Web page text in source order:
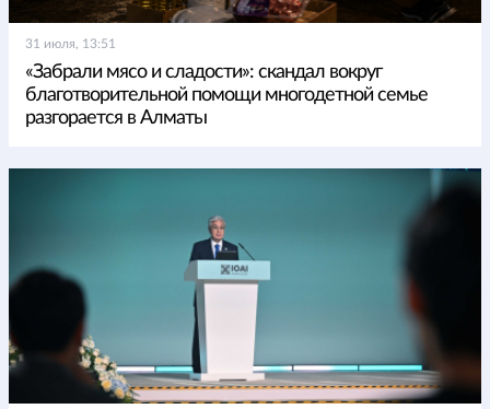
31 июля, 13:51
«Забрали мясо и сладости»: скандал вокруг
благотворительной помощи многодетной семье
разгорается в Алматы